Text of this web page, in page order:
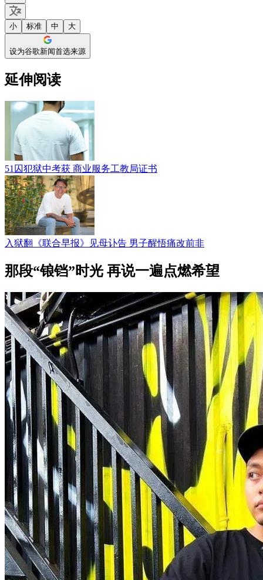
小 标准 中 大
设为谷歌新闻首选来源
延伸阅读
51囚犯狱中考获 商业服务工教局证书
入狱翻《联合早报》见母讣告 男子醒悟痛改前非
那段“锒铛”时光 再说一遍点燃希望